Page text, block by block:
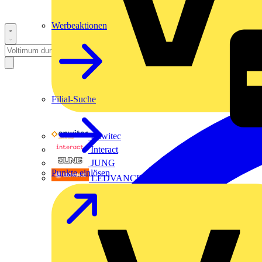
Enwitec
Interact
JUNG
LEDVANCE
Werbeaktionen
Filial-Suche
Punkte einlösen